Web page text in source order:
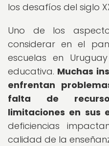
los desafíos del siglo
Uno de los
considerar en el
escuelas en
educativa. Muchas
enfrentan
falta de
limitaciones en sus
deficiencias
calidad de la